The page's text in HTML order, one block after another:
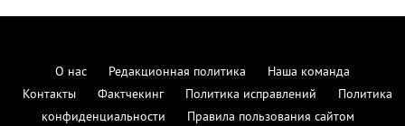
О нас Редакционная политика
Наша команда
Контакты
Фактчекинг Политика исправлений
Политика
конфиденциальности
Правила пользования сайтом